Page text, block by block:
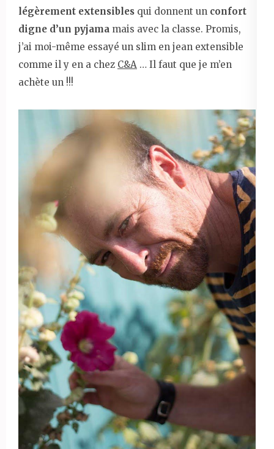
légèrement extensibles qui donnent un confort
digne d’un pyjama mais avec la classe. Promis,
j’ai moi-même essayé un slim en jean extensible
comme il y en a chez C&A … Il faut que je m’en
achète un !!!